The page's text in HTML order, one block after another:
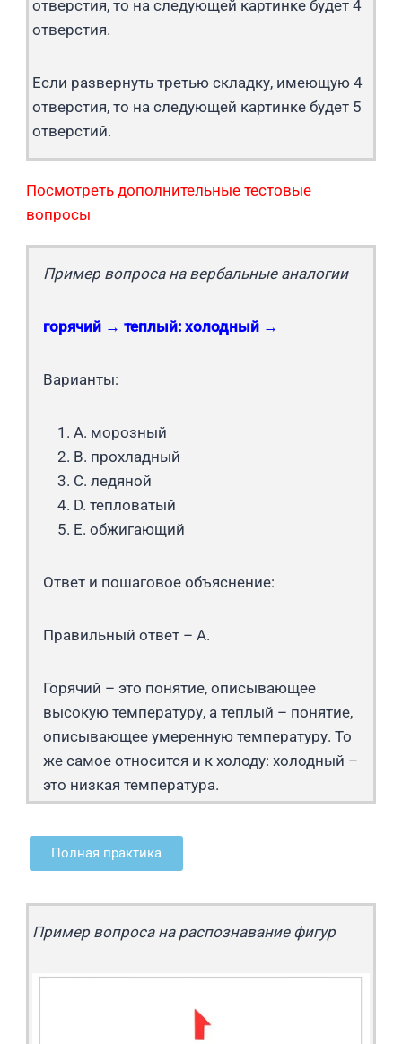
отверстия, то на следующей картинке будет 4
отверстия.
Если развернуть третью складку, имеющую 4
отверстия, то на следующей картинке будет 5
отверстий.
Посмотреть дополнительные тестовые
вопросы
Пример вопроса на вербальные аналогии
горячий → теплый: холодный →
Варианты:
A. морозный
B. прохладный
C. ледяной
D. тепловатый
E. обжигающий
Ответ и пошаговое объяснение:
Правильный ответ – A.
Горячий – это понятие, описывающее
высокую температуру, а теплый – понятие,
описывающее умеренную температуру. То
же самое относится и к холоду: холодный –
это низкая температура.
Полная практика
Пример вопроса на распознавание фигур